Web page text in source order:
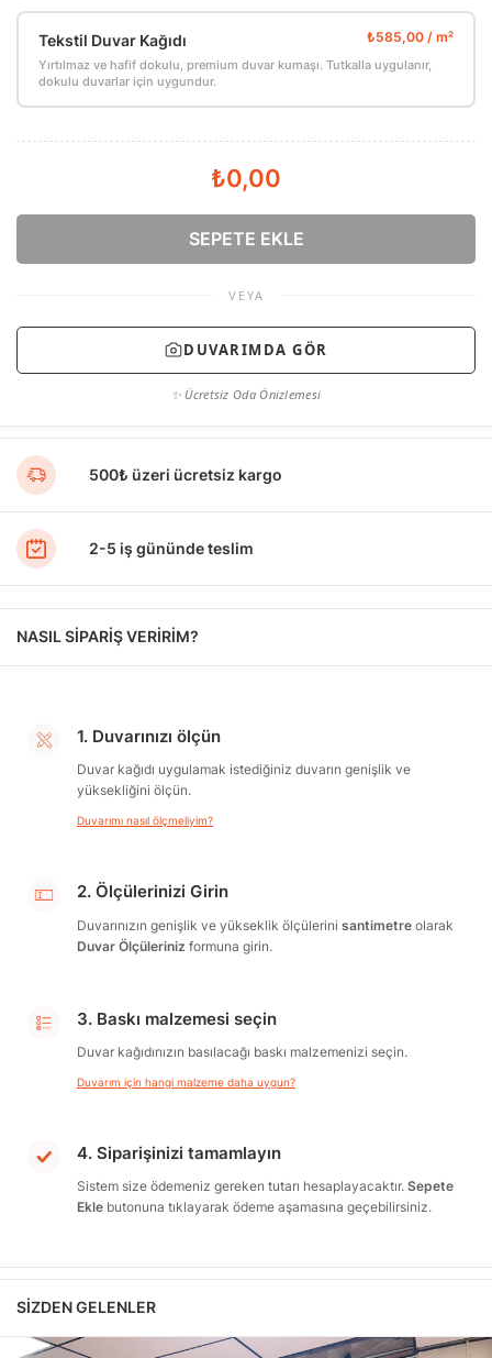
Tekstil Duvar Kağıdı
Yırtılmaz ve hafif dokulu, premium duvar kumaşı. Tutkalla uygulanır,
dokulu duvarlar için uygundur.
₺0,00
SEPETE EKLE
VEYA
DUVARIMDA GÖR
✨ Ücretsiz Oda Önizlemesi
500₺ üzeri ücretsiz kargo
2-5 iş gününde teslim
NASIL SİPARİŞ VERİRİM?
1. Duvarınızı ölçün
Duvar kağıdı uygulamak istediğiniz duvarın genişlik ve
yüksekliğini ölçün.
Duvarımı nasıl ölçmeliyim?
2. Ölçülerinizi Girin
Duvarınızın genişlik ve yükseklik ölçülerini santimetre olarak
Duvar Ölçüleriniz formuna girin.
3. Baskı malzemesi seçin
Duvar kağıdınızın basılacağı baskı malzemenizi seçin.
Duvarım için hangi malzeme daha uygun?
4. Siparişinizi tamamlayın
Sistem size ödemeniz gereken tutarı hesaplayacaktır. Sepete
Ekle butonuna tıklayarak ödeme aşamasına geçebilirsiniz.
SIZDEN GELENLER